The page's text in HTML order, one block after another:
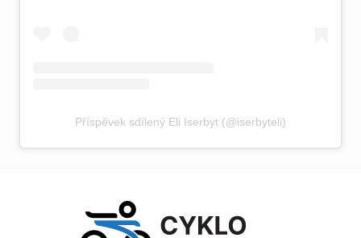
Příspěvek sdílený Eli Iserbyt (@iserbyteli)